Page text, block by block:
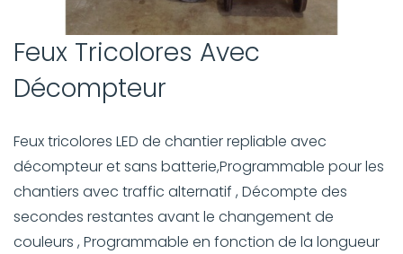
Feux Tricolores Avec
Décompteur
Feux tricolores LED de chantier repliable avec
décompteur et sans batterie,Programmable pour les
chantiers avec traffic alternatif , Décompte des
secondes restantes avant le changement de
couleurs , Programmable en fonction de la longueur